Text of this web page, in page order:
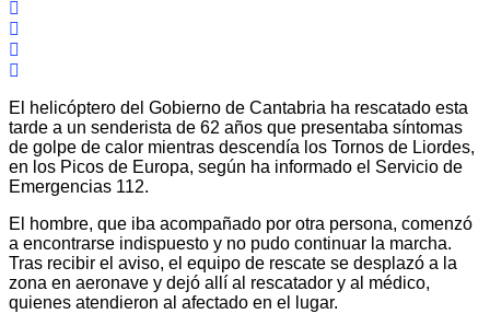
El helicóptero del Gobierno de Cantabria ha rescatado esta
tarde a un senderista de 62 años que presentaba síntomas
de golpe de calor mientras descendía los Tornos de Liordes,
en los Picos de Europa, según ha informado el Servicio de
Emergencias 112.
El hombre, que iba acompañado por otra persona, comenzó
a encontrarse indispuesto y no pudo continuar la marcha.
Tras recibir el aviso, el equipo de rescate se desplazó a la
zona en aeronave y dejó allí al rescatador y al médico,
quienes atendieron al afectado en el lugar.